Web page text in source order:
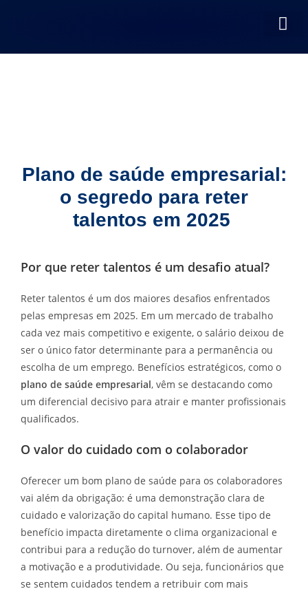
Plano de saúde empresarial:
o segredo para reter
talentos em 2025
Por que reter talentos é um desafio atual?
Reter talentos é um dos maiores desafios enfrentados
pelas empresas em 2025. Em um mercado de trabalho
cada vez mais competitivo e exigente, o salário deixou de
ser o único fator determinante para a permanência ou
escolha de um emprego. Benefícios estratégicos, como o
plano de saúde empresarial, vêm se destacando como
um diferencial decisivo para atrair e manter profissionais
qualificados.
O valor do cuidado com o colaborador
Oferecer um bom plano de saúde para os colaboradores
vai além da obrigação: é uma demonstração clara de
cuidado e valorização do capital humano. Esse tipo de
benefício impacta diretamente o clima organizacional e
contribui para a redução do turnover, além de aumentar
a motivação e a produtividade. Ou seja, funcionários que
se sentem cuidados tendem a retribuir com mais